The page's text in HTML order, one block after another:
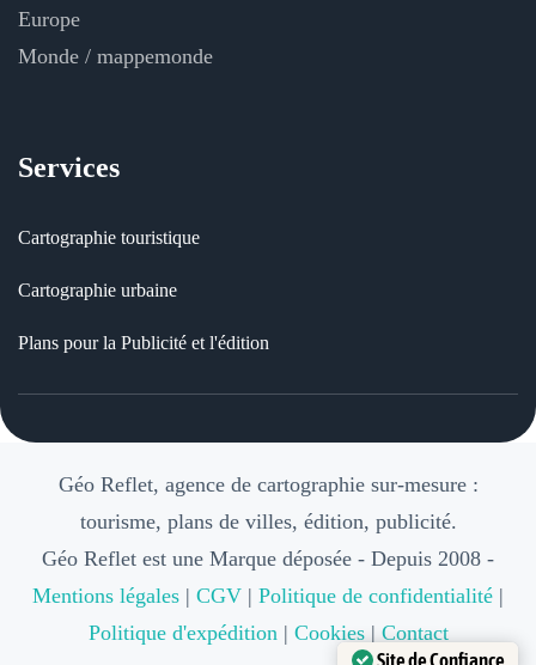
Europe
Monde / mappemonde
Services
Cartographie touristique
Cartographie urbaine
Plans pour la Publicité et l'édition
Géo Reflet, agence de cartographie sur-mesure :
tourisme, plans de villes, édition, publicité.
Géo Reflet est une Marque déposée - Depuis 2008 -
Mentions légales | CGV | Politique de confidentialité |
Politique d'expédition| Cookies| Contact
Site de Confiance